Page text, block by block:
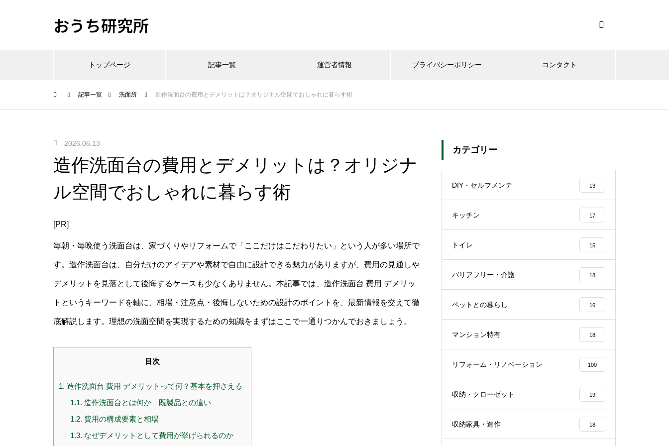
おうち研究所
トップページ 記事一覧 運営者情報 プライバシーポリシー コンタクト
記事一覧 洗面所 造作洗面台の費用とデメリットは？オリジナル空間でおしゃれに暮らす術
2026.06.13
造作洗面台の費用とデメリットは？オリジナ
ル空間でおしゃれに暮らす術
[PR]
毎朝・毎晩使う洗面台は、家づくりやリフォームで「ここだけはこだわりたい」という人が多い場所で
す。造作洗面台は、自分だけのアイデアや素材で自由に設計できる魅力がありますが、費用の見通しや
デメリットを見落として後悔するケースも少なくありません。本記事では、造作洗面台 費用 デメリッ
トというキーワードを軸に、相場・注意点・後悔しないための設計のポイントを、最新情報を交えて徹
底解説します。理想の洗面空間を実現するための知識をまずはここで一通りつかんでおきましょう。
目次
1. 造作洗面台 費用 デメリットって何？基本を押さえる
1.1. 造作洗面台とは何か 既製品との違い
1.2. 費用の構成要素と相場
1.3. なぜデメリットとして費用が挙げられるのか
カテゴリー
DIY・セルフメンテ 13
キッチン 17
トイレ 15
バリアフリー・介護 18
ペットとの暮らし 16
マンション特有 18
リフォーム・リノベーション 100
収納・クローゼット 19
収納家具・造作 18